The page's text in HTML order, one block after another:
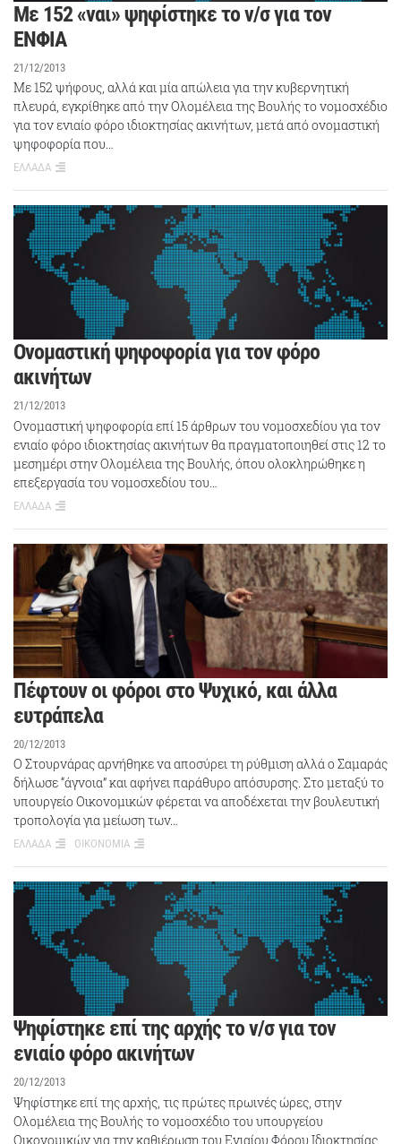
Με 152 «ναι» ψηφίστηκε το ν/σ για τον
ΕΝΦΙΑ
21/12/2013
Με 152 ψήφους, αλλά και μία απώλεια για την κυβερνητική
πλευρά, εγκρίθηκε από την Ολομέλεια της Βουλής το νομοσχέδιο
για τον ενιαίο φόρο ιδιοκτησίας ακινήτων, μετά από ονομαστική
ψηφοφορία που…
ΕΛΛΑΔΑ
Ονομαστική ψηφοφορία για τον φόρο
ακινήτων
21/12/2013
Ονομαστική ψηφοφορία επί 15 άρθρων του νομοσχεδίου για τον
ενιαίο φόρο ιδιοκτησίας ακινήτων θα πραγματοποιηθεί στις 12 το
μεσημέρι στην Ολομέλεια της Βουλής, όπου ολοκληρώθηκε η
επεξεργασία του νομοσχεδίου του…
ΕΛΛΑΔΑ
Πέφτουν οι φόροι στο Ψυχικό, και άλλα
ευτράπελα
20/12/2013
Ο Στουρνάρας αρνήθηκε να αποσύρει τη ρύθμιση αλλά ο Σαμαράς
δήλωσε “άγνοια” και αφήνει παράθυρο απόσυρσης. Στο μεταξύ το
υπουργείο Οικονομικών φέρεται να αποδέχεται την βουλευτική
τροπολογία για μείωση των…
ΕΛΛΑΔΑ ΟΙΚΟΝΟΜΙΑ
Ψηφίστηκε επί της αρχής το ν/σ για τον
ενιαίο φόρο ακινήτων
20/12/2013
Ψηφίστηκε επί της αρχής, τις πρώτες πρωινές ώρες, στην
Ολομέλεια της Βουλής το νομοσχέδιο του υπουργείου
Οικονομικών για την καθιέρωση του Ενιαίου Φόρου Ιδιοκτησίας